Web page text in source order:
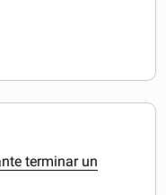
terminar un